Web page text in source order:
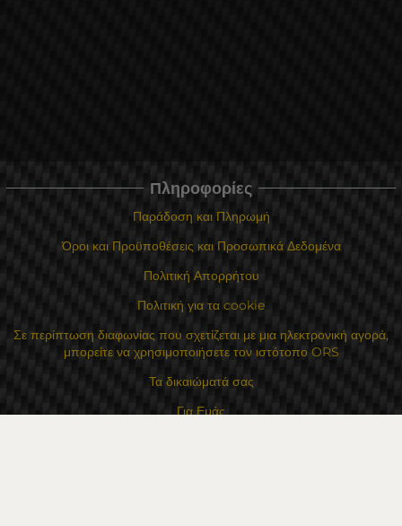
Πληροφορίες
Παράδοση και Πληρωμή
Όροι και Προϋποθέσεις και Προσωπικά Δεδομένα
Πολιτική Απορρήτου
Πολιτική για τα cookie
Σε περίπτωση διαφωνίας που σχετίζεται με μια ηλεκτρονική αγορά,
μπορείτε να χρησιμοποιήσετε τον ιστότοπο ORS
Τα δικαιώματά σας
Για Εμάς